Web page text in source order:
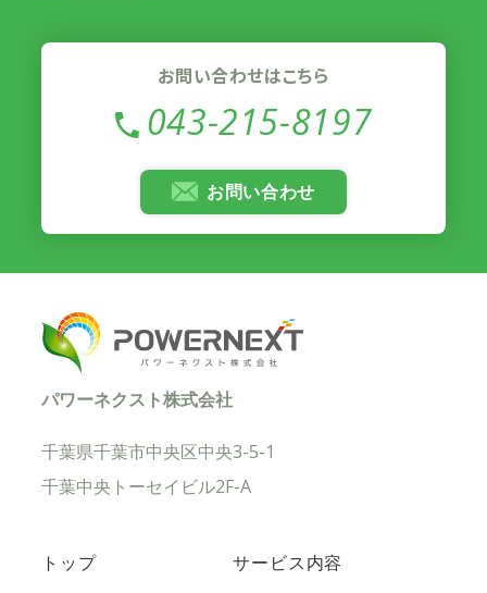
お問い合わせはこちら
043-215-8197
お問い合わせ
パワーネクスト株式会社
千葉県千葉市中央区中央3-5-1
千葉中央トーセイビル2F-A
トップ サービス内容